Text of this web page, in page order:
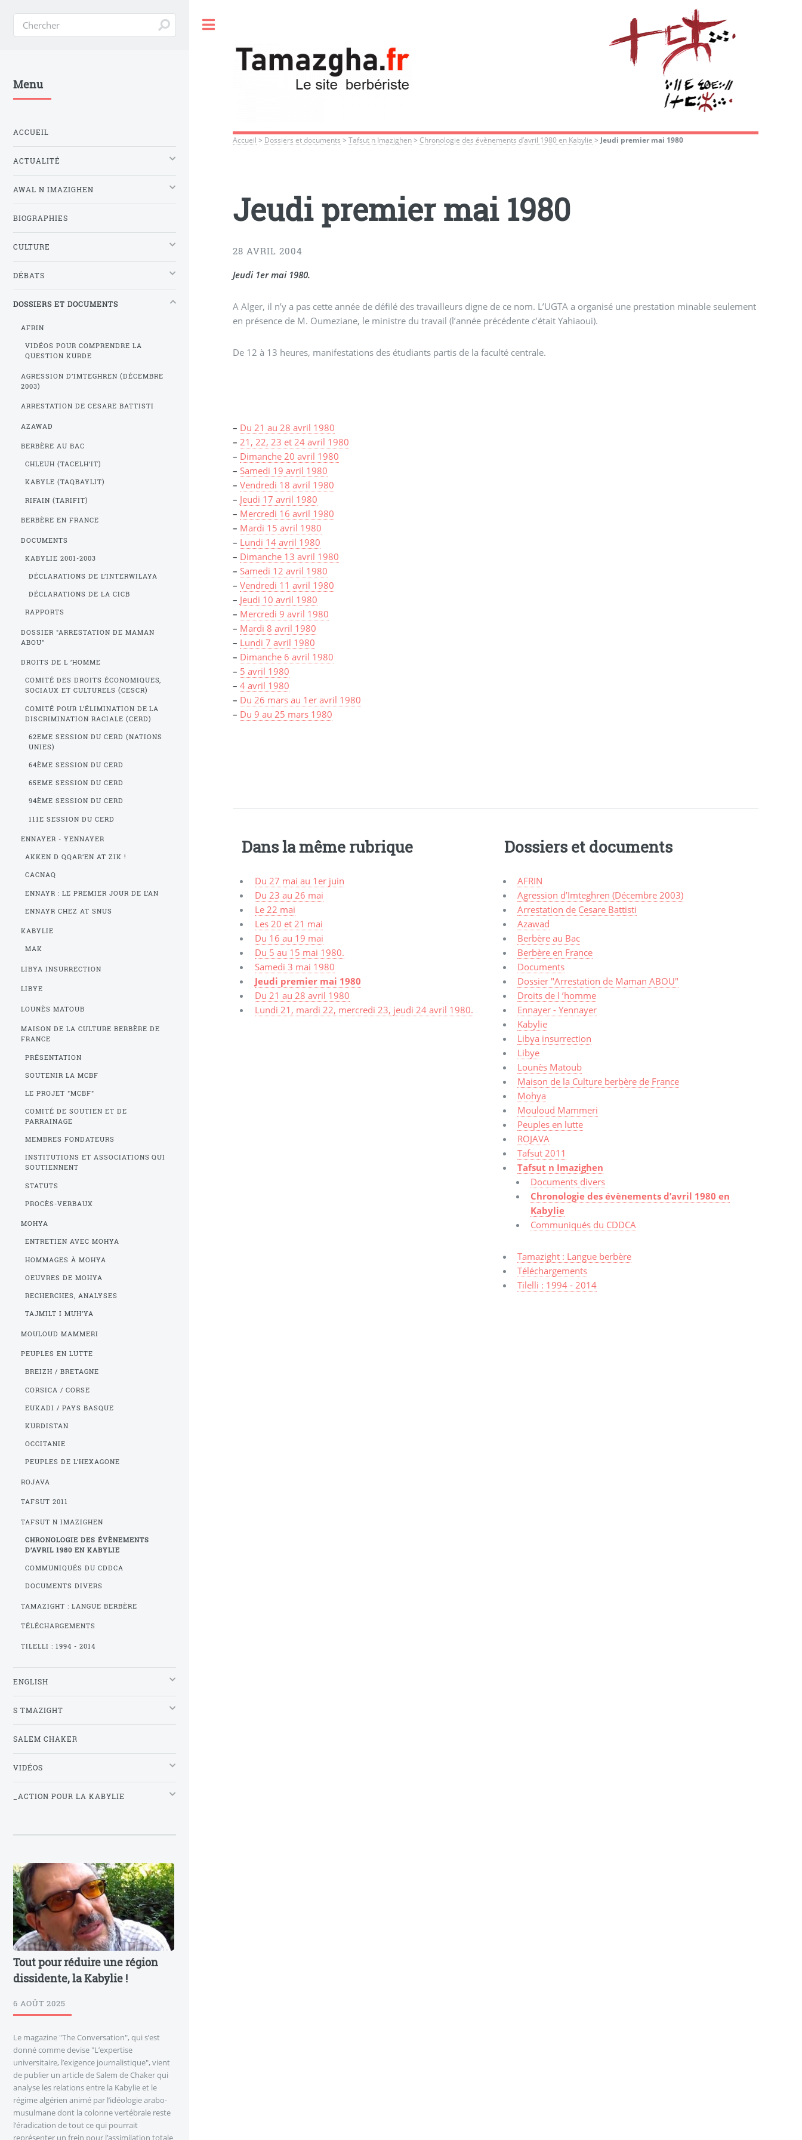
Accueil > Dossiers et documents >Tafsut n Imazighen>Chronologie des évènements d’avril 1980 en Kabylie > Jeudi premier mai 1980
Jeudi premier mai 1980
28 AVRIL 2004
Jeudi 1er mai 1980.
A Alger, il n’y a pas cette année de défilé des travailleurs digne de ce nom. L’UGTA a organisé une prestation minable seulement
en présence de M. Oumeziane, le ministre du travail (l’année précédente c’était Yahiaoui).
De 12 à 13 heures, manifestations des étudiants partis de la faculté centrale.
– Du 21 au 28 avril 1980
– 21, 22, 23 et 24 avril 1980
– Dimanche 20 avril 1980
– Samedi 19 avril 1980
– Vendredi 18 avril 1980
– Jeudi 17 avril 1980
– Mercredi 16 avril 1980
– Mardi 15 avril 1980
– Lundi 14 avril 1980
– Dimanche 13 avril 1980
– Samedi 12 avril 1980
– Vendredi 11 avril 1980
– Jeudi 10 avril 1980
– Mercredi 9 avril 1980
– Mardi 8 avril 1980
– Lundi 7 avril 1980
– Dimanche 6 avril 1980
– 5 avril 1980
– 4 avril 1980
– Du 26 mars au 1er avril 1980
– Du 9 au 25 mars 1980
Dans la même rubrique
Du 27 mai au 1er juin
Du 23 au 26 mai
Le 22 mai
Les 20 et 21 mai
Du 16 au 19 mai
Du 5 au 15 mai 1980.
Samedi 3 mai 1980
Jeudi premier mai 1980
Du 21 au 28 avril 1980
Lundi 21, mardi 22, mercredi 23, jeudi 24 avril 1980.
Dossiers et documents
AFRIN
Agression d’Imteghren (Décembre 2003)
Arrestation de Cesare Battisti
Azawad
Berbère au Bac
Berbère en France
Documents
Dossier "Arrestation de Maman ABOU"
Droits de l ’homme
Ennayer - Yennayer
Kabylie
Libya insurrection
Libye
Lounès Matoub
Maison de la Culture berbère de France
Mohya
Mouloud Mammeri
Peuples en lutte
ROJAVA
Tafsut 2011
Tafsut n Imazighen
Documents divers
Chronologie des évènements d’avril 1980 en
Kabylie
Communiqués du CDDCA
Tamazight : Langue berbère
Téléchargements
Tilelli : 1994 - 2014
Menu
ACCUEIL
ACTUALITÉ
AWAL N IMAZIGHEN
BIOGRAPHIES
CULTURE
DÉBATS
DOSSIERS ET DOCUMENTS
AFRIN
VIDÉOS POUR COMPRENDRE LA
QUESTION KURDE
AGRESSION D’IMTEGHREN (DÉCEMBRE
2003)
ARRESTATION DE CESARE BATTISTI
AZAWAD
BERBÈRE AU BAC
CHLEUH (TACELH’IT)
KABYLE (TAQBAYLIT)
RIFAIN (TARIFIT)
BERBÈRE EN FRANCE
DOCUMENTS
KABYLIE 2001-2003
DÉCLARATIONS DE L’INTERWILAYA
DÉCLARATIONS DE LA CICB
RAPPORTS
DOSSIER "ARRESTATION DE MAMAN
ABOU"
DROITS DE L ’HOMME
COMITÉ DES DROITS ÉCONOMIQUES,
SOCIAUX ET CULTURELS (CESCR)
COMITÉ POUR L’ÉLIMINATION DE LA
DISCRIMINATION RACIALE (CERD)
62EME SESSION DU CERD (NATIONS
UNIES)
64ÈME SESSION DU CERD
65EME SESSION DU CERD
94ÈME SESSION DU CERD
111E SESSION DU CERD
ENNAYER - YENNAYER
AKKEN D QQAR’EN AT ZIK !
CACNAQ
ENNAYR : LE PREMIER JOUR DE L’AN
ENNAYR CHEZ AT SNUS
KABYLIE
MAK
LIBYA INSURRECTION
LIBYE
LOUNÈS MATOUB
MAISON DE LA CULTURE BERBÈRE DE
FRANCE
PRÉSENTATION
SOUTENIR LA MCBF
LE PROJET "MCBF"
COMITÉ DE SOUTIEN ET DE
PARRAINAGE
MEMBRES FONDATEURS
INSTITUTIONS ET ASSOCIATIONS QUI
SOUTIENNENT
STATUTS
PROCÈS-VERBAUX
MOHYA
ENTRETIEN AVEC MOHYA
HOMMAGES À MOHYA
OEUVRES DE MOHYA
RECHERCHES, ANALYSES
TAJMILT I MUH’YA
MOULOUD MAMMERI
PEUPLES EN LUTTE
BREIZH / BRETAGNE
CORSICA / CORSE
EUKADI / PAYS BASQUE
KURDISTAN
OCCITANIE
PEUPLES DE L’HEXAGONE
ROJAVA
TAFSUT 2011
TAFSUT N IMAZIGHEN
CHRONOLOGIE DES ÉVÈNEMENTS
D’AVRIL 1980 EN KABYLIE
COMMUNIQUÉS DU CDDCA
DOCUMENTS DIVERS
TAMAZIGHT : LANGUE BERBÈRE
TÉLÉCHARGEMENTS
TILELLI : 1994 - 2014
ENGLISH
S TMAZIGHT
SALEM CHAKER
VIDÉOS
_ACTION POUR LA KABYLIE
Tout pour réduire une région
dissidente, la Kabylie !
6 AOÛT 2025
Le magazine "The Conversation", qui s’est
donné comme devise "L’expertise
universitaire, l’exigence journalistique", vient
de publier un article de Salem de Chaker qui
analyse les relations entre la Kabylie et le
régime algérien animé par l’idéologie arabo-
musulmane dont la colonne vertébrale reste
l’éradication de tout ce qui pourrait
représenter un frein pour l’assimilation totale